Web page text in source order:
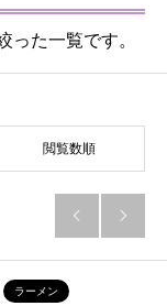
た一覧です。
閲覧数順
 
ラーメン